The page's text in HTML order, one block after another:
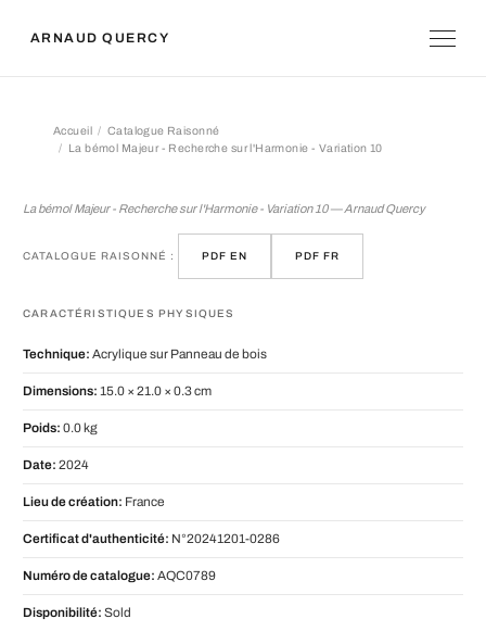
ARNAUD QUERCY
Accueil
Catalogue Raisonné
La bémol Majeur - Recherche sur l'Harmonie - Variation 10
La bémol Majeur - Recherche sur l'Harmonie - Variation 10 — Arnaud Quercy
CATALOGUE RAISONNÉ : PDF EN PDF FR
CARACTÉRISTIQUES PHYSIQUES
Technique: Acrylique sur Panneau de bois
Dimensions: 15.0 × 21.0 × 0.3 cm
Poids: 0.0 kg
Date: 2024
Lieu de création: France
Certificat d'authenticité: N°20241201-0286
Numéro de catalogue: AQC0789
Disponibilité: Sold